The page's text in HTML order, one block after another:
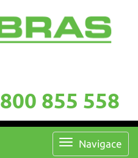
800 855 558
Navigace